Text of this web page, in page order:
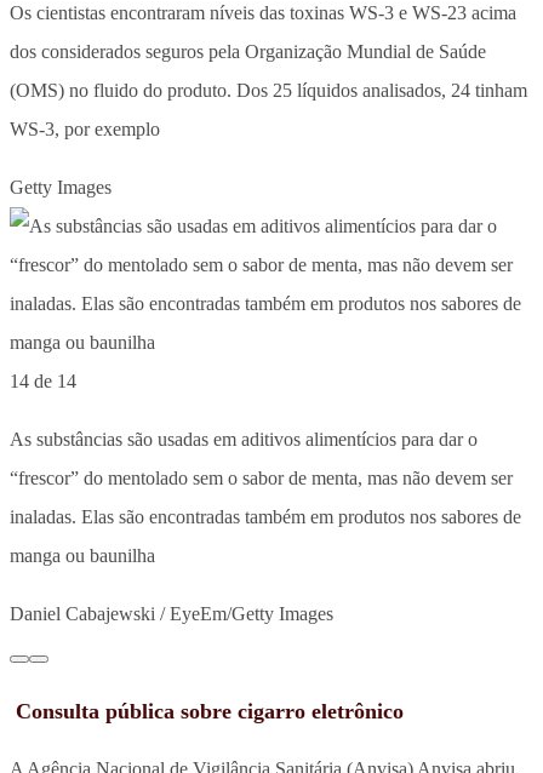
Os cientistas encontraram níveis das toxinas WS-3 e WS-23 acima
dos considerados seguros pela Organização Mundial de Saúde
(OMS) no fluido do produto. Dos 25 líquidos analisados, 24 tinham
WS-3, por exemplo
Getty Images
14 de 14
As substâncias são usadas em aditivos alimentícios para dar o
“frescor” do mentolado sem o sabor de menta, mas não devem ser
inaladas. Elas são encontradas também em produtos nos sabores de
manga ou baunilha
Daniel Cabajewski / EyeEm/Getty Images
Consulta pública sobre cigarro eletrônico
A Agência Nacional de Vigilância Sanitária (Anvisa) Anvisa abriu,